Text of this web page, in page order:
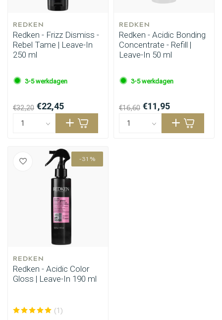
REDKEN
Redken - Frizz Dismiss -
Rebel Tame | Leave-In
250 ml
3-5 werkdagen
€32,20 €22,45
REDKEN
Redken - Acidic Bonding
Concentrate - Refill |
Leave-In 50 ml
3-5 werkdagen
€16,60 €11,95
-31%
REDKEN
Redken - Acidic Color
Gloss | Leave-In 190 ml
(1)